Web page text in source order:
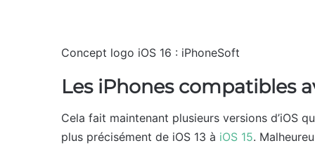
Concept logo iOS 16 : iPhoneSoft
Les iPhones compatibles
Cela fait maintenant plusieurs versions d’iOS
plus précisément de iOS 13 à iOS 15.